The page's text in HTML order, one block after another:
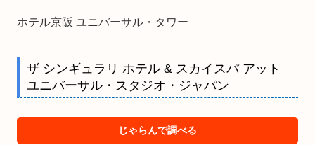
ホテル京阪 ユニバーサル・タワー
ザ シンギュラリ ホテル & スカイスパ アット
ユニバーサル・スタジオ・ジャパン
じゃらんで調べる